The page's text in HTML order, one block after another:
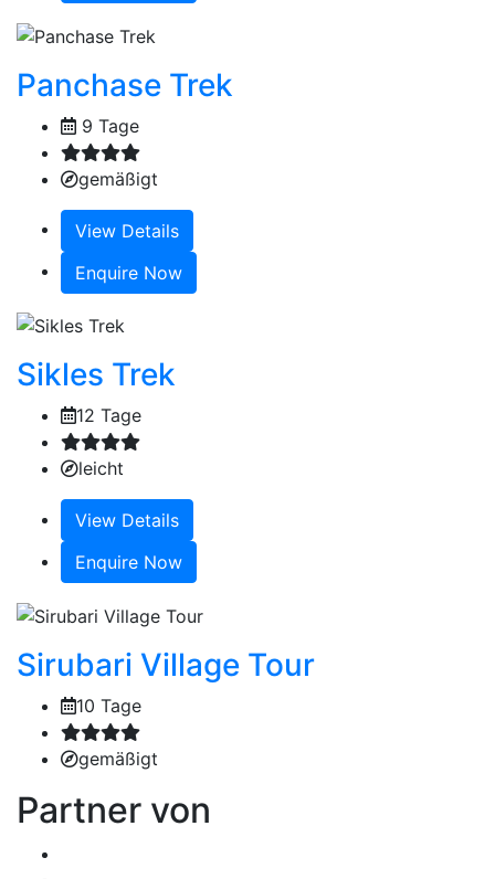
Panchase Trek
9 Tage
gemäßigt
View Details
Enquire Now
Sikles Trek
12 Tage
leicht
View Details
Enquire Now
Sirubari Village Tour
10 Tage
gemäßigt
Partner von